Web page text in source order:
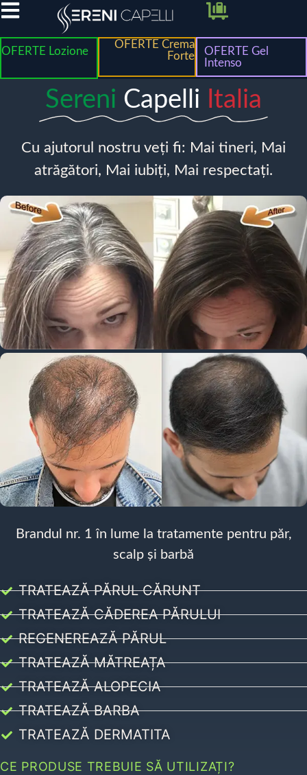
OFERTE Lozione
OFERTE Crema
Forte
OFERTE Gel
Intenso
Sereni Capelli Italia
Cu ajutorul nostru veți fi: Mai tineri, Mai
atrăgători, Mai iubiți, Mai respectați.
Brandul nr. 1 în lume la tratamente pentru păr,
scalp și barbă
TRATEAZĂ PĂRUL CĂRUNT
TRATEAZĂ CĂDEREA PĂRULUI
REGENEREAZĂ PĂRUL
TRATEAZĂ MĂTREAȚA
TRATEAZĂ ALOPECIA
TRATEAZĂ BARBA
TRATEAZĂ DERMATITA
CE PRODUSE TREBUIE SĂ UTILIZAȚI?